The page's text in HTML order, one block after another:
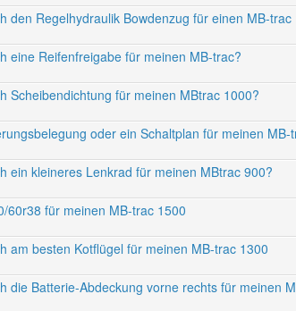
den Regelhydraulik Bowdenzug für einen MB-trac
eine Reifenfreigabe für meinen MB-trac?
Scheibendichtung für meinen MBtrac 1000?
oder ein Schaltplan für meinen MB-
ein kleineres Lenkrad für meinen MBtrac 900?
60r38 für meinen MB-trac 1500
am besten Kotflügel für meinen MB-trac 1300
die Batterie-Abdeckung vorne rechts für meinen